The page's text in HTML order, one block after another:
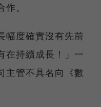
。
幅度確實沒有先前
在持續成長！」一
主管不具名向《數